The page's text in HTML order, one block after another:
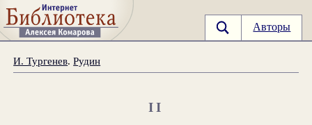
Авторы
И. Тургенев.Рудин
II